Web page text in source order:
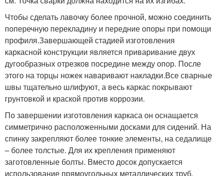
Чтобы сделать лавочку более прочной, можно соединить
поперечную перекладину и передние опоры при помощи
профиля.Завершающей стадией изготовления
каркасной конструкции является приваривание двух
дугообразных отрезков посредине между опор. После
этого на торцы ножек наваривают накладки.Все сварные
швы тщательно шлифуют, а весь каркас покрывают
грунтовкой и краской против коррозии.
По завершении изготовления каркаса он оснащается
симметрично расположенными досками для сидений. На
спинку закрепляют более тонкие элементы, на седалище
– более толстые. Для их крепления применяют
заготовленные болты. Вместо досок допускается
использование прямоугольных металлических труб.